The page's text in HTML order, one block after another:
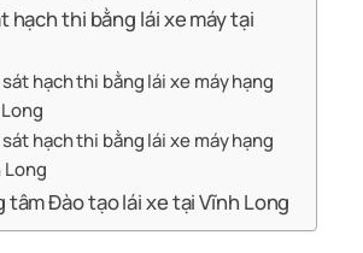
hạch thi bằng lái xe máy tại
hạch thi bằng lái xe máy hạng
hạch thi bằng lái xe máy hạng
Long
tâm Đào tạo lái xe tại Vĩnh Long